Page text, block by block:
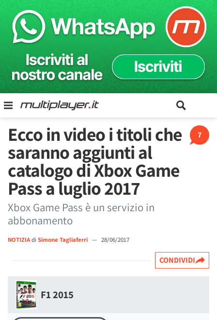
7
Ecco in video i titoli che
saranno aggiunti al
catalogo di Xbox Game
Pass a luglio 2017
Xbox Game Pass è un servizio in
abbonamento
NOTIZIAdi Simone Tagliaferri — 28/06/2017
CONDIVIDI
F1 2015